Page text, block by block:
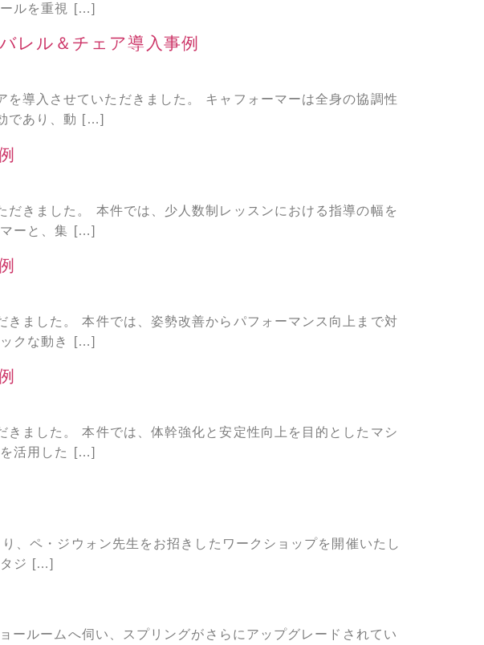
ールを重視 […]
レル＆チェア導入事例
導入させていただきました。 キャフォーマーは全身の協調性
であり、動 […]
きました。 本件では、少人数制レッスンにおける指導の幅を
マーと、集 […]
ました。 本件では、姿勢改善からパフォーマンス向上まで対
ックな動き […]
ました。 本件では、体幹強化と安定性向上を目的としたマシ
を活用した […]
、ペ・ジウォン先生をお招きしたワークショップを開催いたし
タジ […]
ルームへ伺い、スプリングがさらにアップグレードされてい